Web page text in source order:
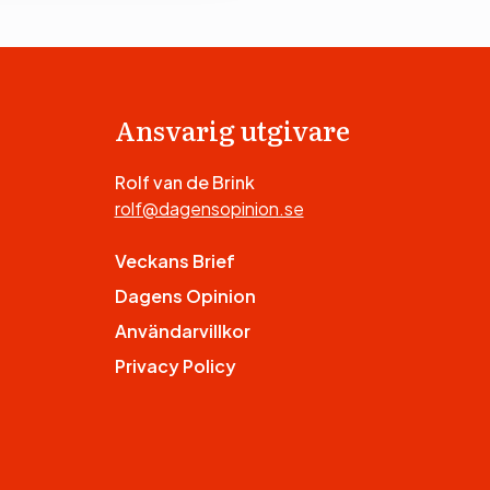
Ansvarig utgivare
Rolf van de Brink
rolf@dagensopinion.se
Veckans Brief
Dagens Opinion
Användarvillkor
Privacy Policy